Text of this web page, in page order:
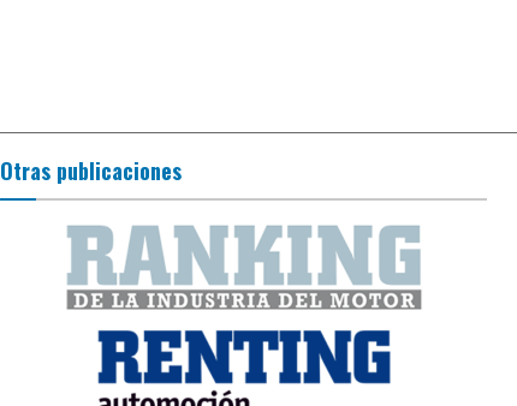
Otras publicaciones